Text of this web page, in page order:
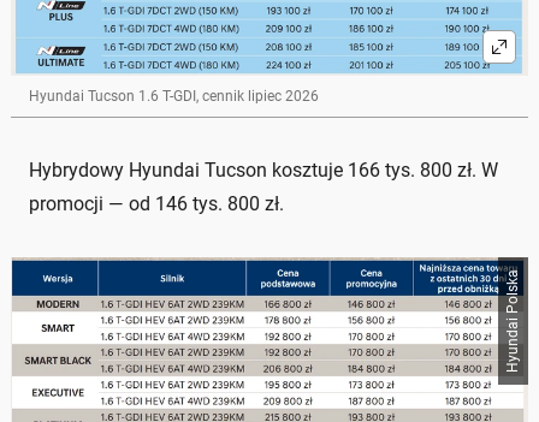
Hyundai Tucson 1.6 T-GDI, cennik lipiec 2026
Hybrydowy Hyundai Tucson kosztuje 166 tys. 800 zł. W
promocji — od 146 tys. 800 zł.
Hyundai Polska